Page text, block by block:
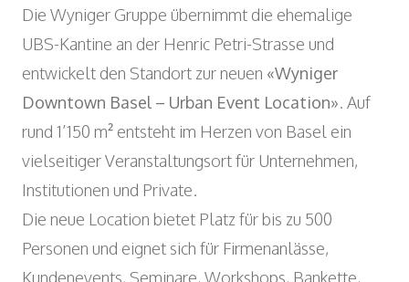
Wyniger Downtown Basel
Beratung und Outsourcing
Einkaufsgemeinschaft
ARBEITSINTEGRATION UND SOZIALES
ENGAGEMENT
Verein MALIAN
KUNST UND KULTUR
Theater im Teufelhof
Radio Waldhaus FM
Die Wyniger Gruppe übernimmt die ehemalige
UBS-Kantine an der Henric Petri-Strasse und
entwickelt den Standort zur neuen «Wyniger
Downtown Basel – Urban Event Location». Auf
rund 1’150 m² entsteht im Herzen von Basel ein
vielseitiger Veranstaltungsort für Unternehmen,
Institutionen und Private.
Die neue Location bietet Platz für bis zu 500
Personen und eignet sich für Firmenanlässe,
Kundenevents, Seminare, Workshops, Bankette,